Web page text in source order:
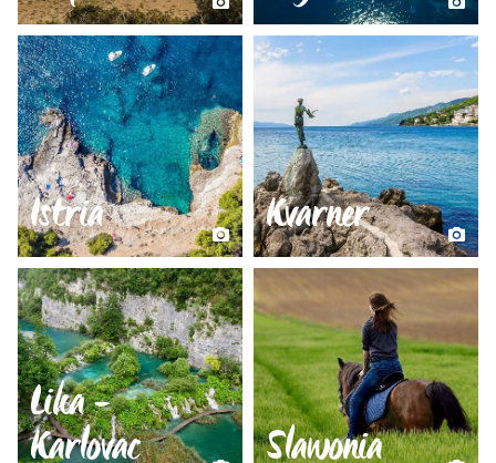
Istria Kvarner
Lika -
Karlovac Slawonia